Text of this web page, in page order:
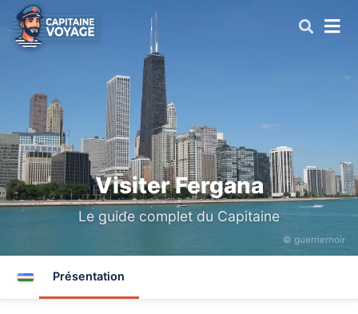
Visiter Fergana
Le guide complet du Capitaine
© guerriernoir
Présentation